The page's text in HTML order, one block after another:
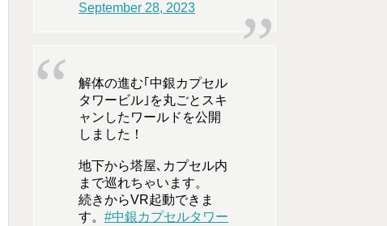
September 28, 2023
解体の進む｢中銀カプセル
タワービル｣を丸ごとスキ
ャンしたワールドを公開
しました！
地下から塔屋､カプセル内
まで巡れちゃいます。
続きからVR起動できま
す。 #中銀カプセルタワー